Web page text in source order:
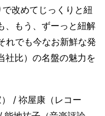
改めてじっくりと紐
、もう、ずーっと紐解
れでも今なお新鮮な発
社比）の名盤の魅力を
/ 祢屋康（レコー